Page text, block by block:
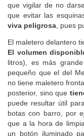
tanto como en el
que vigilar de no
que evitar las
El maletero delantero
El volumen
litros), es más
pequeño que el del
no tiene maletero
posterior, sino que
puede resultar útil
botas con barro, por
que a la hora de